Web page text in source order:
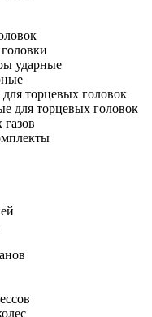
ударные
торцевых головок
для торцевых головок